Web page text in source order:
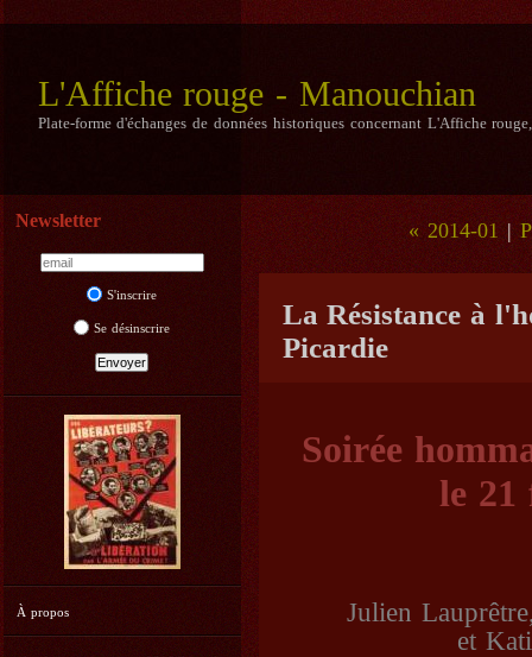
L'Affiche rouge - Manouchian
Plate-forme d'échanges de données historiques concernant L'Affiche
Newsletter
S'inscrire
Se désinscrire
À propos
« 2014-01 |
La Résistance à
Picardie
Soirée
le 21
Julien
et